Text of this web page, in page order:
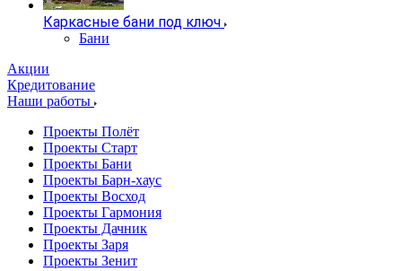
Каркасные бани под ключ
Бани
Акции
Кредитование
Наши работы
Проекты Полёт
Проекты Старт
Проекты Бани
Проекты Барн-хаус
Проекты Восход
Проекты Гармония
Проекты Дачник
Проекты Заря
Проекты Зенит